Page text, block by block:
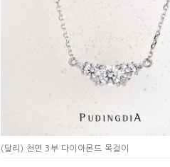
(달리) 천연 3부 다이아몬드 목걸이